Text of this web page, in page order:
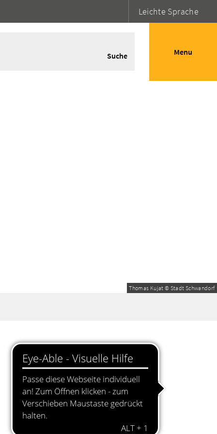
Leichte Sprache
Suche Menu
Thomas Kujat © Stadt Schwandorf